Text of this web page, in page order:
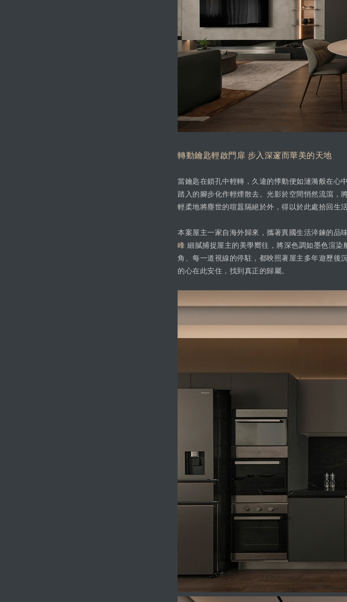
轉動鑰匙輕啟門扉 步入深邃而華美的天地
當鑰匙在鎖孔中輕轉，久違的悸動便如漣漪般在心
踏入的腳步化作輕煙散去。光影於空間悄然流瀉，
輕柔地將塵世的喧囂隔絕於外，得以於此處拾回生
本案屋主一家自海外歸來，攜著異國生活淬鍊的品
峰 細膩捕捉屋主的美學嚮往，將深色調如墨色渲
角、每一道視線的停駐，都映照著屋主多年遊歷後
的心在此安住，找到真正的歸屬。